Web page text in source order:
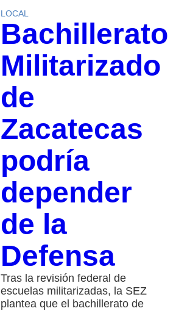
LOCAL
Bachillerato
Militarizado
de
Zacatecas
podría
depender
de la
Defensa
Tras la revisión federal de
escuelas militarizadas, la SEZ
plantea que el bachillerato de